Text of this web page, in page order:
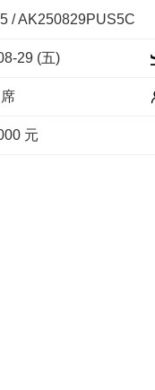
/ AK250829PUS5C
29 (五)
元